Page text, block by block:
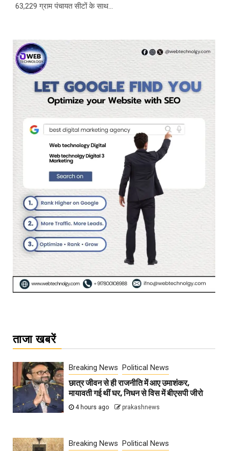
63,229 ग्राम पंचायत सीटों के साथ...
ताजा खबरें
Breaking News Political News
छात्र जीवन से ही राजनीति में आए उमाशंकर,
मायावती गई थीं घर, निधन से विस में बीएसपी जीरो
4 hours ago prakashnews
Breaking News Political News